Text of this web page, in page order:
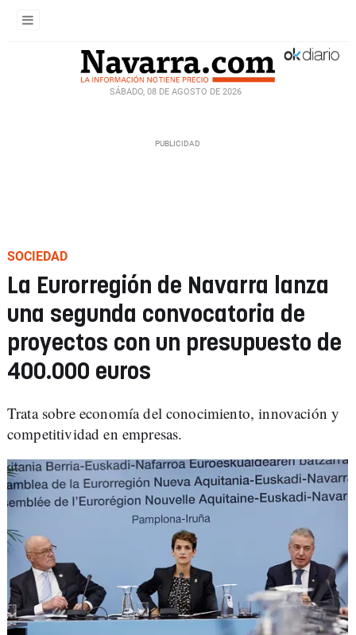
SÁBADO, 08 DE AGOSTO DE 2026
SOCIEDAD
La Eurorregión de Navarra lanza
una segunda convocatoria de
proyectos con un presupuesto de
400.000 euros
Trata sobre economía del conocimiento, innovación y
competitividad en empresas.